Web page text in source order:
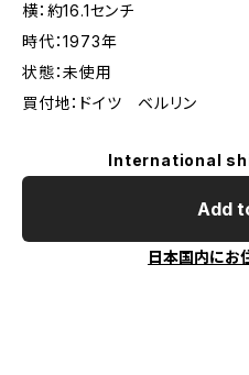
横：約16.1センチ
時代：1973年
状態：未使用
買付地：ドイツ ベルリン
International
Add
日本国内にお